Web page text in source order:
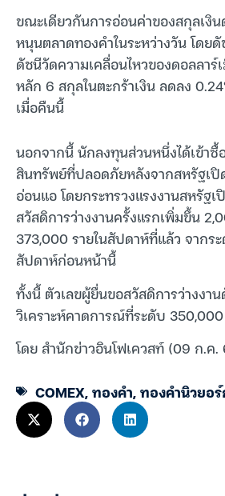
ขณะเดียวกันการอ่อนค่าของสกุลเงิ
หนุนตลาดทองคำในระหว่างวัน โดย
ดัชนีวัดความเคลื่อนไหวของดอลลา
หลัก 6 สกุลในตะกร้าเงิน ลดลง
เมื่อคืนนี้
นอกจากนี้ นักลงทุนส่วนหนึ่งได้เข้าซื้
สินทรัพย์ที่ปลอดภัยหลังจากสหรัฐเปิ
อ่อนแอ โดยกระทรวงแรงงานสหรัฐ
สวัสดิการว่างงานครั้งแรกเพิ่มขึ้น
373,000 รายในสัปดาห์ที่แล้ว จากร
สัปดาห์ก่อนหน้านี้
ทั้งนี้ ตัวเลขผู้ยื่นขอสวัสดิการว่างงา
วิเคราะห์คาดการณ์ที่ระดับ
โดย สำนักข่าวอินโฟเควสท์ (09 ก.ค.
COMEX,ทองคำ,ทองคำนิวยอ